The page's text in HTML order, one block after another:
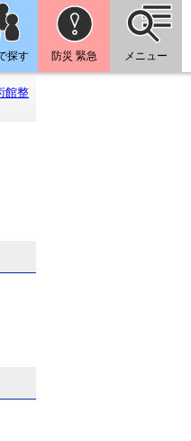
探す 防災 緊急 メニュー
館整